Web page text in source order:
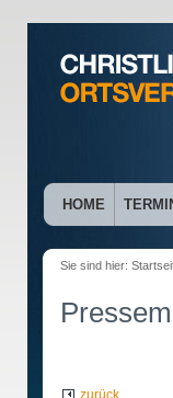
HOME
Sie sind hier:
zurück